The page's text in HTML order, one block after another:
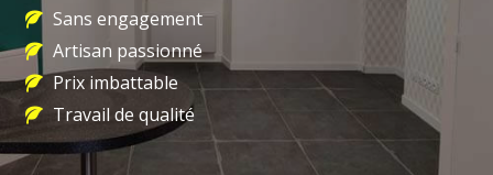
Sans engagement
Artisan passionné
Prix imbattable
Travail de qualité